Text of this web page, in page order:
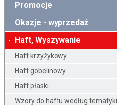
Promocje
Okazje - wyprzedaż
Haft, Wyszywanie
Haft krzyżykowy
Haft gobelinowy
Haft płaski
Wzory do haftu według tematyki